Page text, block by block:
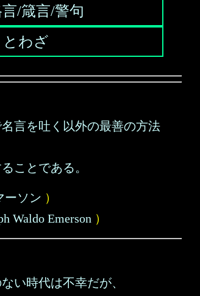
/箴言/警句
とわざ
言を吐く以外の最善の方法
ことである。
ーソン ）
Waldo Emerson ）
い時代は不幸だが、